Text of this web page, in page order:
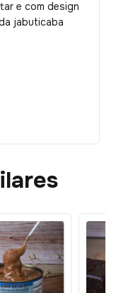
e com design
jabuticaba